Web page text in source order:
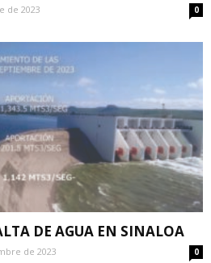
de 2023 0
DE AGUA EN SINALOA
de 2023 0